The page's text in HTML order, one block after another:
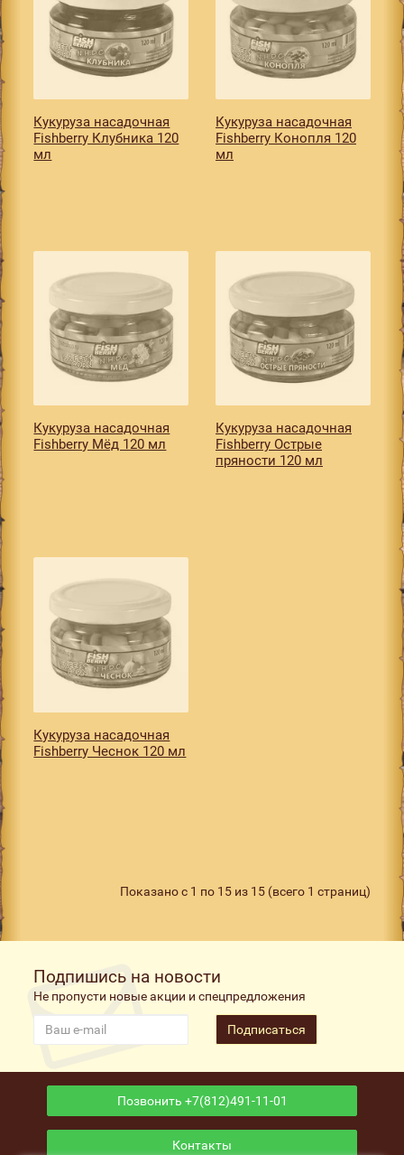
Кукуруза насадочная
Fishberry Клубника 120
мл
Кукуруза насадочная
Fishberry Конопля 120
мл
Кукуруза насадочная
Fishberry Мёд 120 мл
Кукуруза насадочная
Fishberry Острые
пряности 120 мл
Кукуруза насадочная
Fishberry Чеснок 120 мл
Показано с 1 по 15 из 15 (всего 1 страниц)
Подпишись на новости
Не пропусти новые акции и спецпредложения
Подписаться
Позвонить +7(812)491-11-01
Контакты